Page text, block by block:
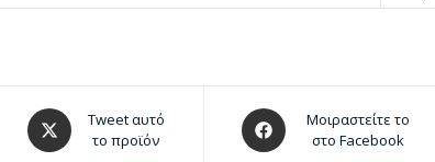
Tweet αυτό
το προϊόν
Μοιραστείτε το
στο Facebook